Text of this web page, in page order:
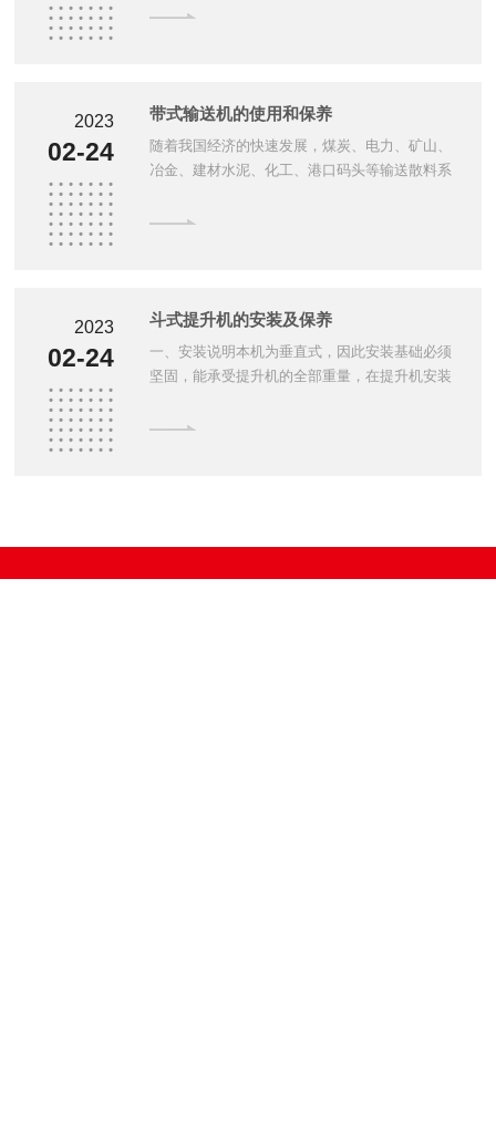
业自动化设备生产中比较常见的一种输送设备，
2023
02-24
带式输送机的使用和保养
随着我国经济的快速发展，煤炭、电力、矿山、
冶金、建材水泥、化工、港口码头等输送散料系
带、钢带、钢纤维带、塑料带和化纤带作为传送
2023
02-24
斗式提升机的安装及保养
一、安装说明本机为垂直式，因此安装基础必须
坚固，能承受提升机的全部重量，在提升机安装
的顺序进行，在基础上根据图纸安设基础螺钉，